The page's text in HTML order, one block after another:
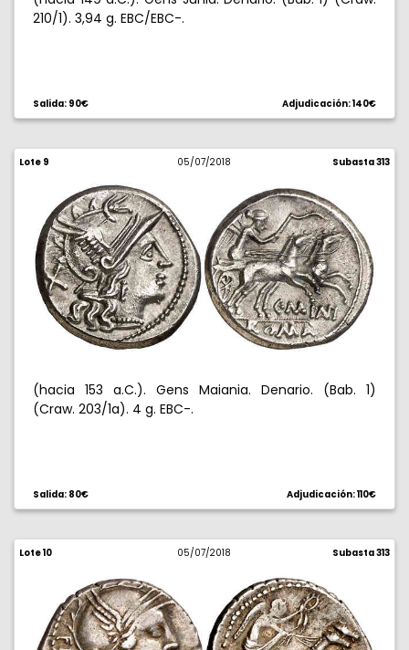
210/1). 3,94 g. EBC/EBC-.
Salida: 90€ Adjudicación: 140€
Lote 9 05/07/2018 Subasta 313
(hacia 153 a.C.). Gens Maiania. Denario. (Bab. 1)
(Craw. 203/1a). 4 g. EBC-.
Salida: 80€ Adjudicación: 110€
Lote 10 05/07/2018 Subasta 313